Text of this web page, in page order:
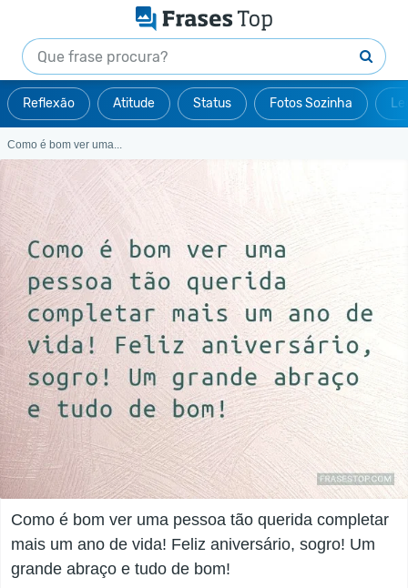
Reflexão Atitude Status Fotos Sozinha
Como é bom ver uma...
Como é bom ver uma pessoa tão querida completar
mais um ano de vida! Feliz aniversário, sogro! Um
grande abraço e tudo de bom!